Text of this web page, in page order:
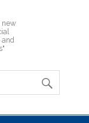
new